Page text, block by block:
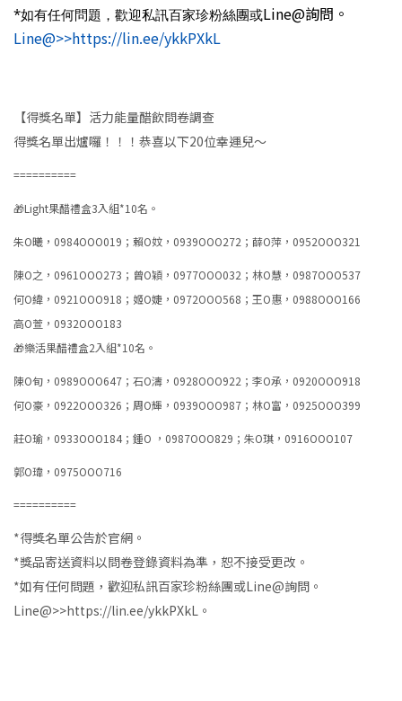
*如有任何問題，歡迎私訊百家珍粉絲團或Line@詢問。
Line@>>https://lin.ee/ykkPXkL
【得獎名單】活力能量醋飲問卷調查
得獎名單出爐囉！！！恭喜以下20位幸運兒～
==========
🎁Light果醋禮盒3入組*10名。
朱O曦，0984OOO019；賴O妏，0939OOO272；薛O萍，0952OOO321
陳O之，0961OOO273；曾O穎，0977OOO032；林O慧，0987OOO537
何O緯，0921OOO918；姬O婕，0972OOO568；王O惠，0988OOO166
高O萱，0932OOO183
🎁樂活果醋禮盒2入組*10名。
陳O旬，0989OOO647；石O濤，0928OOO922；李O承，0920OOO918
何O豪，0922OOO326；周O輝，0939OOO987；林O富，0925OOO399
莊O瑜，0933OOO184；鍾O ，0987OOO829；朱O琪，0916OOO107
郭O瑋，0975OOO716
==========
*得獎名單公告於官網。
*獎品寄送資料以問卷登錄資料為準，恕不接受更改。
*如有任何問題，歡迎私訊百家珍粉絲團或Line@詢問。
Line@>>https://lin.ee/ykkPXkL。